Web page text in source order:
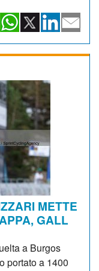
METTE
GALL
a Burgos
portato a 1400